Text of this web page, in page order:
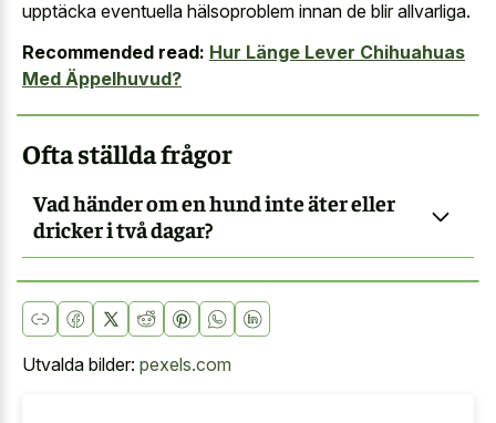
upptäcka eventuella hälsoproblem innan de blir allvarliga.
Recommended read: Hur Länge Lever Chihuahuas
Med Äppelhuvud?
Ofta ställda frågor
Vad händer om en hund inte äter eller
dricker i två dagar?
Utvalda bilder: pexels.com